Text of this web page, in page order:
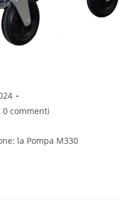
0 commenti
la Pompa M330